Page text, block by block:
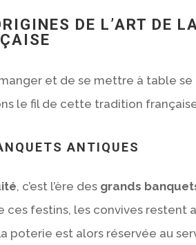
DE L’ART DE
manger et de se mettre à table
le fil de cette tradition
ANTIQUES
, c’est l’ère des grands
ces festins, les convives restent
poterie est alors réservée au